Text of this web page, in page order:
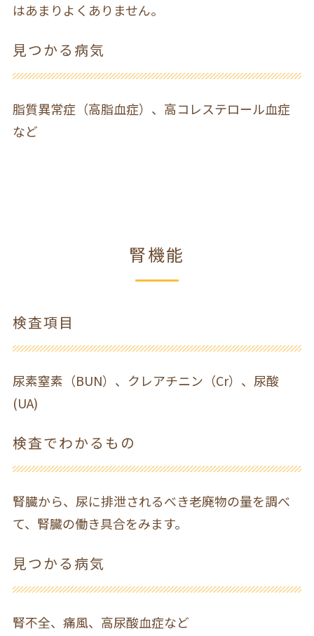
はあまりよくありません。
見つかる病気
脂質異常症（高脂血症）、高コレステロール血症
など
腎機能
検査項目
尿素窒素（BUN）、クレアチニン（Cr）、尿酸
(UA)
検査でわかるもの
腎臓から、尿に排泄されるべき老廃物の量を調べ
て、腎臓の働き具合をみます。
見つかる病気
腎不全、痛風、高尿酸血症など